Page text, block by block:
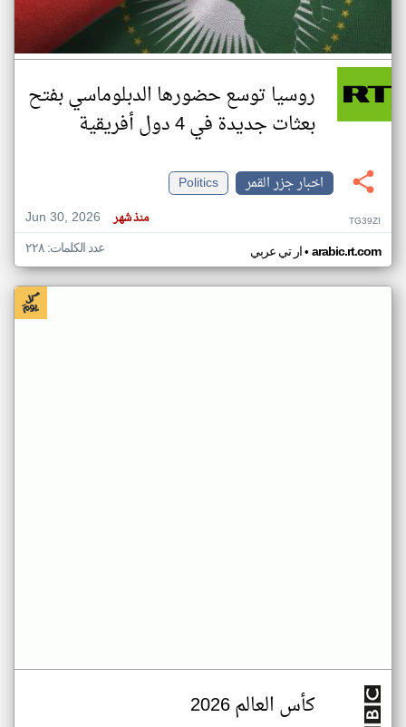
روسيا توسع حضورها الدبلوماسي بفتح
بعثات جديدة في 4 دول أفريقية
اخبار جزر القمر
Politics
Jun 30, 2026
منذ شهر TG39ZI
ار تي عربي• arabic.rt.com عدد الكلمات: ٢٢٨
كأس العالم 2026